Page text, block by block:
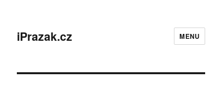
iPrazak.cz MENU